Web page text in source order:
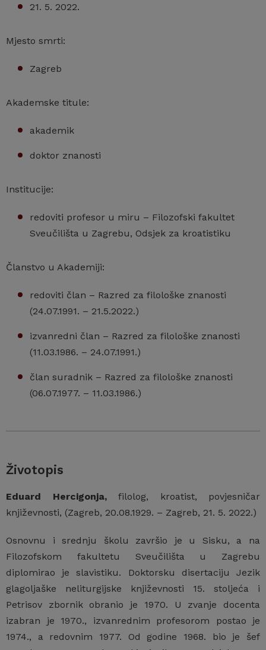
21. 5. 2022.
Mjesto smrti:
Zagreb
Akademske titule:
akademik
doktor znanosti
Institucije:
redoviti profesor u miru – Filozofski fakultet
Sveučilišta u Zagrebu, Odsjek za kroatistiku
Članstvo u Akademiji:
redoviti član – Razred za filološke znanosti
(24.07.1991. – 21.5.2022.)
izvanredni član – Razred za filološke znanosti
(11.03.1986. – 24.07.1991.)
član suradnik – Razred za filološke znanosti
(06.07.1977. – 11.03.1986.)
Životopis
Eduard Hercigonja,filolog, kroatist, povjesničar
književnosti, (Zagreb, 20.08.1929. – Zagreb, 21. 5. 2022.)
Osnovnu i srednju školu završio je u Sisku, a na
Filozofskom fakultetu Sveučilišta u Zagrebu
diplomirao je slavistiku. Doktorsku disertaciju Jezik
glagoljaške neliturgijske književnosti 15. stoljeća i
Petrisov zbornik obranio je 1970. U zvanje docenta
izabran je 1970., izvanrednim profesorom postao je
1974., a redovnim 1977. Od godine 1968. bio je šef